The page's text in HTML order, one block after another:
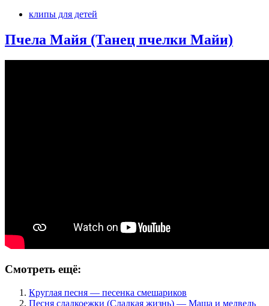
клипы для детей
Пчела Майя (Танец пчелки Майи)
Смотреть ещё:
Круглая песня — песенка смешариков
Песня сладкоежки (Сладкая жизнь) — Маша и медведь